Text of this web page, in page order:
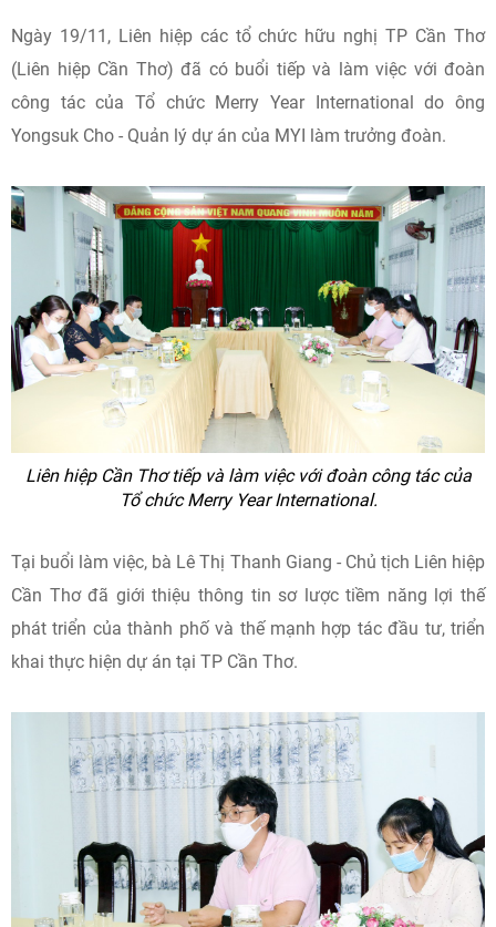
Ngày 19/11, Liên hiệp các tổ chức hữu nghị TP Cần Thơ
(Liên hiệp Cần Thơ) đã có buổi tiếp và làm việc với đoàn
công tác của Tổ chức Merry Year International do ông
Yongsuk Cho - Quản lý dự án của MYI làm trưởng đoàn.
Liên hiệp Cần Thơ tiếp và làm việc với đoàn công tác của
Tổ chức Merry Year International.
Tại buổi làm việc, bà Lê Thị Thanh Giang - Chủ tịch Liên hiệp
Cần Thơ đã giới thiệu thông tin sơ lược tiềm năng lợi thế
phát triển của thành phố và thế mạnh hợp tác đầu tư, triển
khai thực hiện dự án tại TP Cần Thơ.